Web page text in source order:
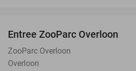
TODAY
Entree ZooParc Overloon
ZooParc Overloon
Overloon